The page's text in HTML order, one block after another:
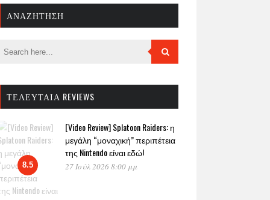
ΑΝΑΖΉΤΗΣΗ
ΤΕΛΕΥΤΑΊΑ REVIEWS
8.5
[Video Review] Splatoon Raiders: η
μεγάλη “μοναχική” περιπέτεια
της Nintendo είναι εδώ!
27 Ιούλ 2026 8:00 μμ